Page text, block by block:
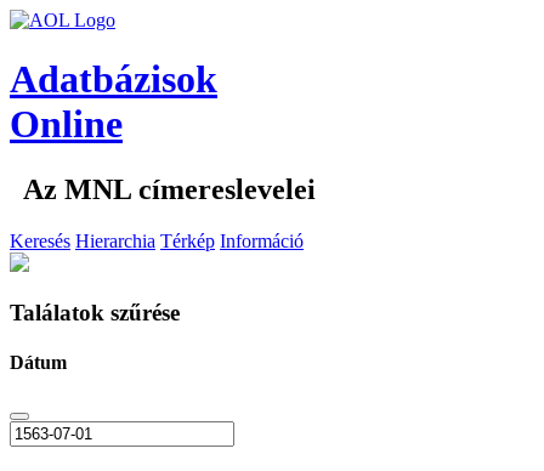
Adatbázisok
Online
Az MNL címereslevelei
Keresés Hierarchia Térkép Információ
Találatok szűrése
Dátum